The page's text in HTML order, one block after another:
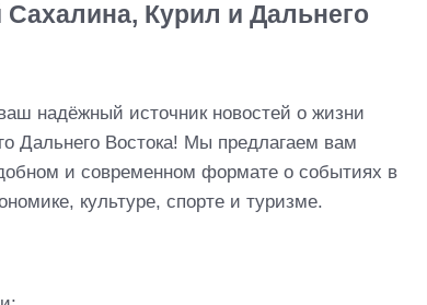
Курил и Дальнего
надёжный источник новостей о жизни
Дальнего Востока! Мы предлагаем вам
и современном формате о событиях в
культуре, спорте и туризме.